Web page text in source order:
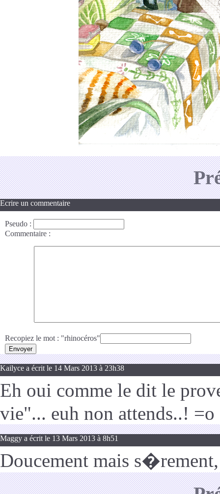
Ecrire un commentaire
Pseudo :
Commentaire :
Recopiez le mot : "rhinocéros"
Kailyce a écrit le 14 Mars 2013 à 23h38
Eh oui comme le dit le
vie"... euh non attends..! =o
Maggy a écrit le 13 Mars 2013 à 8h51
Doucement mais